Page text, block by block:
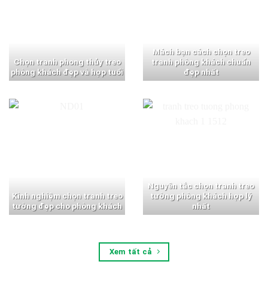
Chọn tranh phong thủy treo
phòng khách đẹp và hợp tuổi
Mách bạn cách chọn treo
tranh phòng khách chuẩn
đẹp nhất
Kinh nghiệm chọn tranh treo
tường đẹp cho phòng khách
Nguyên tắc chọn tranh treo
tường phòng khách hợp lý
nhất
Xem tất cả